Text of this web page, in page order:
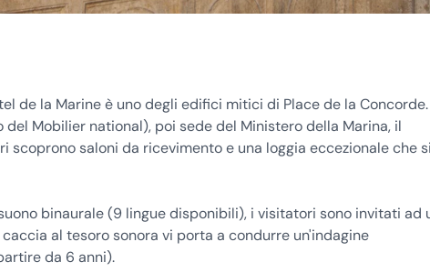
de la Marine è uno degli edifici mitici di Place de la Concorde.
Mobilier national), poi sede del Ministero della Marina, il
saloni da ricevimento e una loggia eccezionale che si
binaurale (9 lingue disponibili), i visitatori sono invitati ad
al tesoro sonora vi porta a condurre un'indagine
da 6 anni).